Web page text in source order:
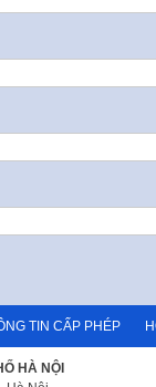
TIN CẤP PHÉP
HÀ NỘI